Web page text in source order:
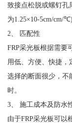
致接点松脱或螺钉孔
为1.25×10-5cm/cm/℃)
2、 匹配性
FRP采光板根据需要
用低、方便、快捷，
选择的断面很少，不
时。
3、 施工成本及防水
由于FRP采光板可以